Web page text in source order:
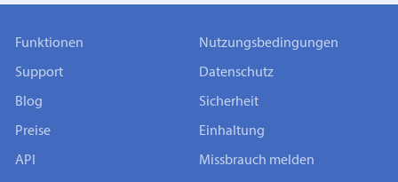
Funktionen
Support
Blog
Preise
API
Nutzungsbedingungen
Datenschutz
Sicherheit
Einhaltung
Missbrauch melden